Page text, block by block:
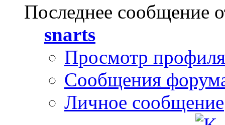
Последнее сообщение
snarts
Просмотр профиля
Сообщения
Личное сообщение